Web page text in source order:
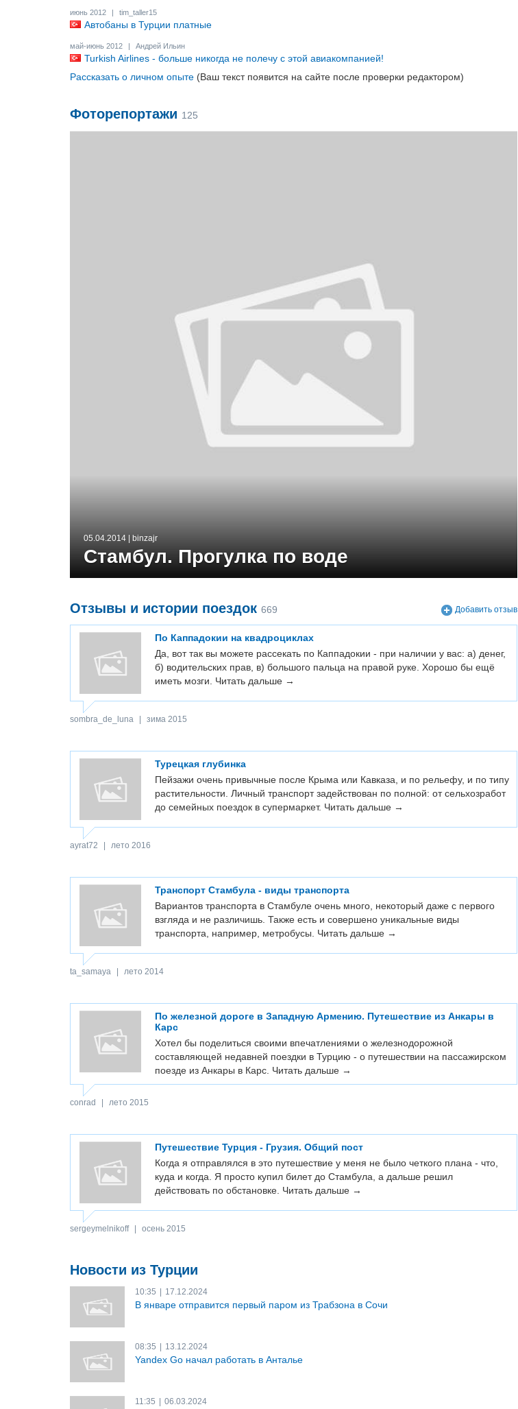
июнь 2012 | tim_taller15
Автобаны в Турции платные
май-июнь 2012 | Андрей Ильин
Turkish Airlines - больше никогда не полечу с этой авиакомпанией!
Рассказать о личном опыте (Ваш текст появится на сайте после проверки редактором)
Фоторепортажи 125
05.04.2014 | binzajr
Стамбул. Прогулка по воде
Добавить отзыв
Отзывы и истории поездок 669
По Каппадокии на квадроциклах
Да, вот так вы можете рассекать по Каппадокии - при наличии у вас: а) денег,
б) водительских прав, в) большого пальца на правой руке. Хорошо бы ещё
иметь мозги. Читать дальше →
sombra_de_luna | зима 2015
Турецкая глубинка
Пейзажи очень привычные после Крыма или Кавказа, и по рельефу, и по типу
растительности. Личный транспорт задействован по полной: от сельхозработ
до семейных поездок в супермаркет. Читать дальше →
ayrat72 | лето 2016
Транспорт Стамбула - виды транспорта
Вариантов транспорта в Стамбуле очень много, некоторый даже с первого
взгляда и не различишь. Также есть и совершено уникальные виды
транспорта, например, метробусы. Читать дальше →
ta_samaya | лето 2014
По железной дороге в Западную Армению. Путешествие из Анкары в
Карс
Хотел бы поделиться своими впечатлениями о железнодорожной
составляющей недавней поездки в Турцию - о путешествии на пассажирском
поезде из Анкары в Карс. Читать дальше →
conrad | лето 2015
Путешествие Турция - Грузия. Общий пост
Когда я отправлялся в это путешествие у меня не было четкого плана - что,
куда и когда. Я просто купил билет до Стамбула, а дальше решил
действовать по обстановке. Читать дальше →
sergeymelnikoff | осень 2015
Новости из Турции
10:35 | 17.12.2024
В январе отправится первый паром из Трабзона в Сочи
08:35 | 13.12.2024
Yandex Go начал работать в Анталье
11:35 | 06.03.2024